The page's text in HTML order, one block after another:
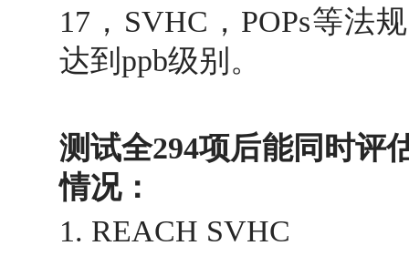
17，SVHC，POPs等法
达到ppb级别。
测试全294项后能同时评
情况：
1. REACH SVHC